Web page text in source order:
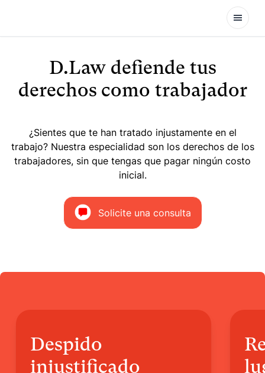
Open
D.Law defiende tus
derechos como trabajador
¿Sientes que te han tratado injustamente en el
trabajo? Nuestra especialidad son los derechos de los
trabajadores, sin que tengas que pagar ningún costo
inicial.
Solicite una consulta
Despido
injustificado